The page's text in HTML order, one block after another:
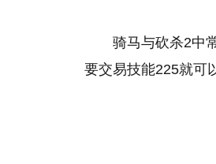
骑马与砍杀2中
要交易技能225就可